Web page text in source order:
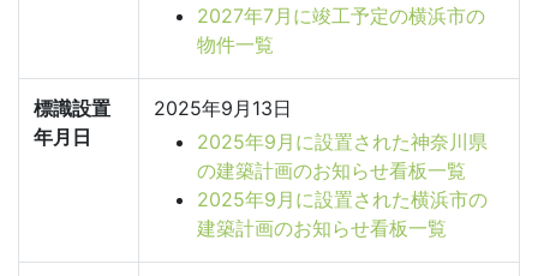
2027年7月に竣工予定の横浜市の
物件一覧
標識設置
年月日
2025年9月13日
2025年9月に設置された神奈川県
の建築計画のお知らせ看板一覧
2025年9月に設置された横浜市の
建築計画のお知らせ看板一覧